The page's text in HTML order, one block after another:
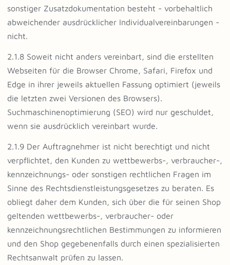
sonstiger Zusatzdokumentation besteht - vorbehaltlich
abweichender ausdrücklicher Individualvereinbarungen -
nicht.
2.1.8 Soweit nicht anders vereinbart, sind die erstellten
Webseiten für die Browser Chrome, Safari, Firefox und
Edge in ihrer jeweils aktuellen Fassung optimiert (jeweils
die letzten zwei Versionen des Browsers).
Suchmaschinenoptimierung (SEO) wird nur geschuldet,
wenn sie ausdrücklich vereinbart wurde.
2.1.9 Der Auftragnehmer ist nicht berechtigt und nicht
verpflichtet, den Kunden zu wettbewerbs-, verbraucher-,
kennzeichnungs- oder sonstigen rechtlichen Fragen im
Sinne des Rechtsdienstleistungsgesetzes zu beraten. Es
obliegt daher dem Kunden, sich über die für seinen Shop
geltenden wettbewerbs-, verbraucher- oder
kennzeichnungsrechtlichen Bestimmungen zu informieren
und den Shop gegebenenfalls durch einen spezialisierten
Rechtsanwalt prüfen zu lassen.